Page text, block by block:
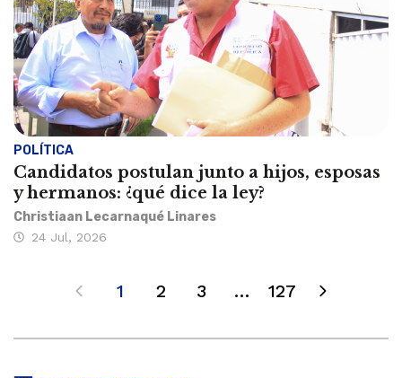
POLÍTICA
Candidatos postulan junto a hijos, esposas
y hermanos: ¿qué dice la ley?
Christiaan Lecarnaqué Linares
24 Jul, 2026
1 2 3 … 127